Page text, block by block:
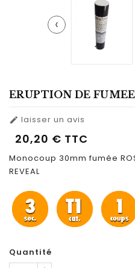
‹
ERUPTION DE
 laisser un avis
20,20 € TTC
Monocoup 30mm fumée
REVEAL
Quantité